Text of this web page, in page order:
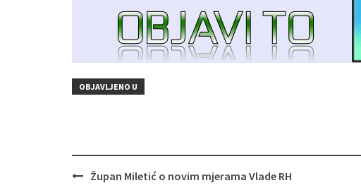
OBJAVLJENO U
Navigacija
Župan Miletić o novim mjerama Vlade RH